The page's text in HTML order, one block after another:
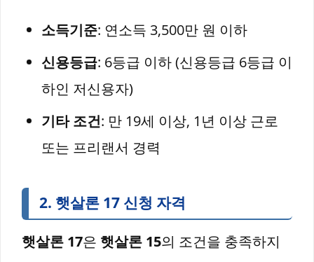
소득기준: 연소득 3,500만 원 이하
신용등급: 6등급 이하 (신용등급 6등급 이
하인 저신용자)
기타 조건: 만 19세 이상, 1년 이상 근로
또는 프리랜서 경력
2. 햇살론 17신청 자격
햇살론 17은 햇살론 15의 조건을 충족하지